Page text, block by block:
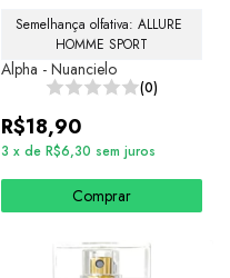
Semelhança olfativa: ALLURE
HOMME SPORT
Alpha - Nuancielo
(0)
R$18,90
3 x de R$6,30 sem juros
Comprar